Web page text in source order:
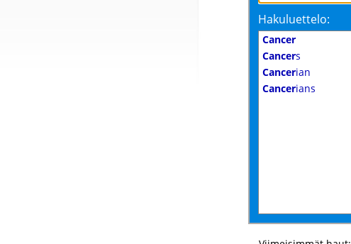
Hakuluettelo:
Cancer
Cancers
Cancerian
Cancerians